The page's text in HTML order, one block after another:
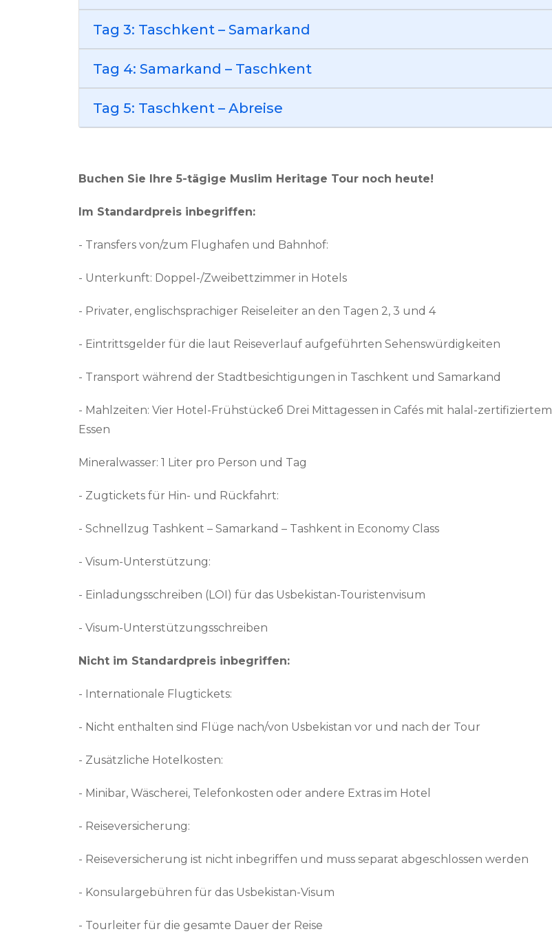
Tag 3: Taschkent – Samarkand
Tag 4: Samarkand – Taschkent
Tag 5: Taschkent – Abreise
Buchen Sie Ihre 5-tägige Muslim Heritage Tour noch heute!
Im Standardpreis inbegriffen:
- Transfers von/zum Flughafen und Bahnhof:
- Unterkunft: Doppel-/Zweibettzimmer in Hotels
- Privater, englischsprachiger Reiseleiter an den Tagen 2, 3 und 4
- Eintrittsgelder für die laut Reiseverlauf aufgeführten Sehenswürdigkeiten
- Transport während der Stadtbesichtigungen in Taschkent und Samarkand
- Mahlzeiten: Vier Hotel-Frühstückeб Drei Mittagessen in Cafés mit halal-zertifiziertem
Essen
Mineralwasser: 1 Liter pro Person und Tag
- Zugtickets für Hin- und Rückfahrt:
- Schnellzug Tashkent – Samarkand – Tashkent in Economy Class
- Visum-Unterstützung:
- Einladungsschreiben (LOI) für das Usbekistan-Touristenvisum
- Visum-Unterstützungsschreiben
Nicht im Standardpreis inbegriffen:
- Internationale Flugtickets:
- Nicht enthalten sind Flüge nach/von Usbekistan vor und nach der Tour
- Zusätzliche Hotelkosten:
- Minibar, Wäscherei, Telefonkosten oder andere Extras im Hotel
- Reiseversicherung:
- Reiseversicherung ist nicht inbegriffen und muss separat abgeschlossen werden
- Konsulargebühren für das Usbekistan-Visum
- Tourleiter für die gesamte Dauer der Reise